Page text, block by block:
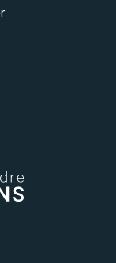
39000 Lons-le-Saunier